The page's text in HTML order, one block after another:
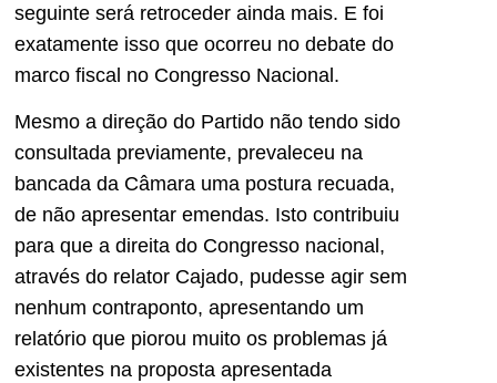
seguinte será retroceder ainda mais. E foi
exatamente isso que ocorreu no debate do
marco fiscal no Congresso Nacional.
Mesmo a direção do Partido não tendo sido
consultada previamente, prevaleceu na
bancada da Câmara uma postura recuada,
de não apresentar emendas. Isto contribuiu
para que a direita do Congresso nacional,
através do relator Cajado, pudesse agir sem
nenhum contraponto, apresentando um
relatório que piorou muito os problemas já
existentes na proposta apresentada